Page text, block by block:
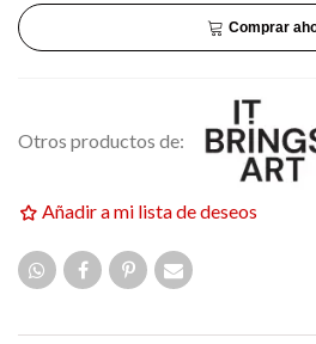
Comprar
Otros productos de:
Añadir a mi lista de deseos